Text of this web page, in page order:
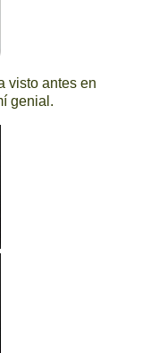
visto antes en
genial.